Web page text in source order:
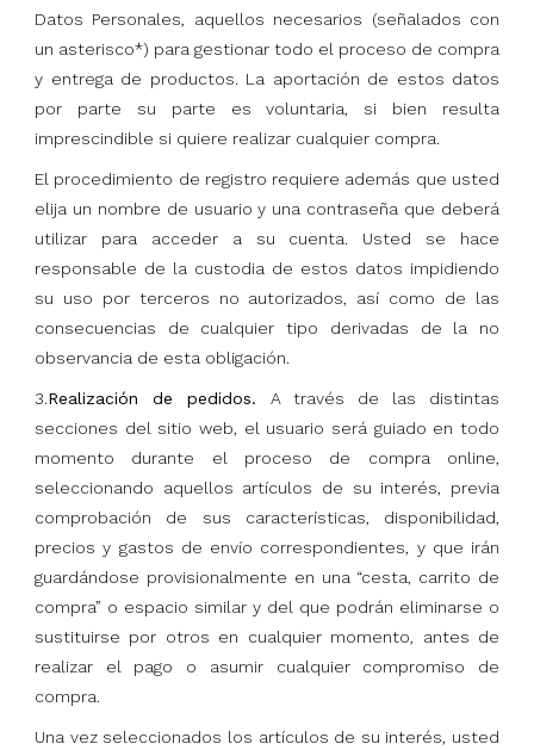
Datos Personales, aquellos necesarios (señalados con
un asterisco*) para gestionar todo el proceso de compra
y entrega de productos. La aportación de estos datos
por parte su parte es voluntaria, si bien resulta
imprescindible si quiere realizar cualquier compra.
El procedimiento de registro requiere además que usted
elija un nombre de usuario y una contraseña que deberá
utilizar para acceder a su cuenta. Usted se hace
responsable de la custodia de estos datos impidiendo
su uso por terceros no autorizados, así como de las
consecuencias de cualquier tipo derivadas de la no
observancia de esta obligación.
3.Realización de pedidos. A través de las distintas
secciones del sitio web, el usuario será guiado en todo
momento durante el proceso de compra online,
seleccionando aquellos artículos de su interés, previa
comprobación de sus características, disponibilidad,
precios y gastos de envío correspondientes, y que irán
guardándose provisionalmente en una “cesta, carrito de
compra” o espacio similar y del que podrán eliminarse o
sustituirse por otros en cualquier momento, antes de
realizar el pago o asumir cualquier compromiso de
compra.
Una vez seleccionados los artículos de su interés, usted